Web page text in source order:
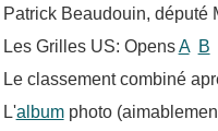
Patrick Beaudouin, député
Les Grilles US: OpensA
B
Le classement combiné
L'albumphoto